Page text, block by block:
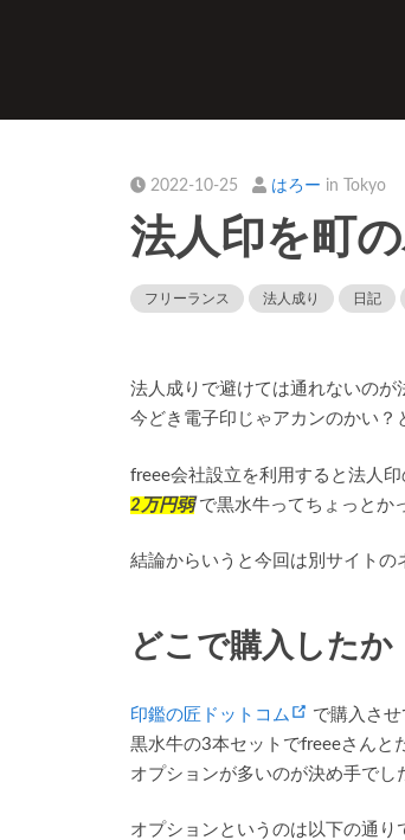
2022-10-25 はろー in Tokyo
法人印を町
フリーランス 法人成り 日記
法人成りで避けては通れないのが
今どき電子印じゃアカンのかい？
freee会社設立を利用すると法人
2万円弱で黒水牛ってちょっとか
結論からいうと今回は別サイトの
どこで購入したか
印鑑の匠ドットコム (opens
で購入させ
黒水牛の3本セットでfreeeさんと
オプションが多いのが決め手でし
オプションというのは以下の通り